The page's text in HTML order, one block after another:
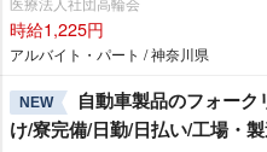
時給1,225円
アルバイト・パート / 神奈川県
NEW
自動車製品のフォー
け/寮完備/日勤/日払い/工場・